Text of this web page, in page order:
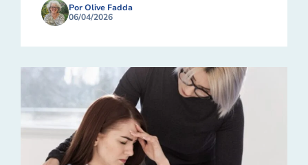
Por Olive Fadda
06/04/2026